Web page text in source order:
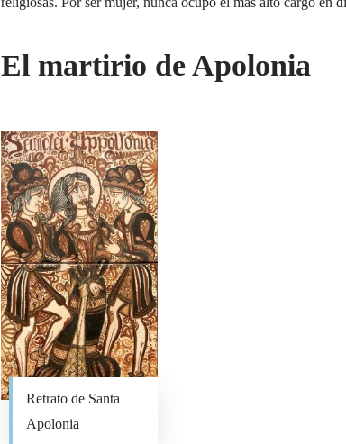
El martirio de Apolonia
Retrato de Santa
Apolonia